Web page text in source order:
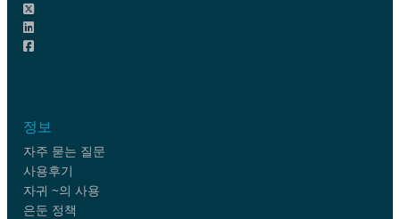
정보
자주 묻는 질문
사용후기
자귀 ~의 사용
은둔 정책